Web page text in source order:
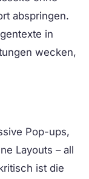
abspringen.
in
wecken,
Pop-ups,
Layouts – all
ist die